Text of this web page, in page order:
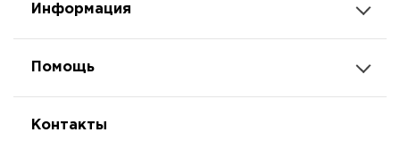
Информация
Помощь
Контакты